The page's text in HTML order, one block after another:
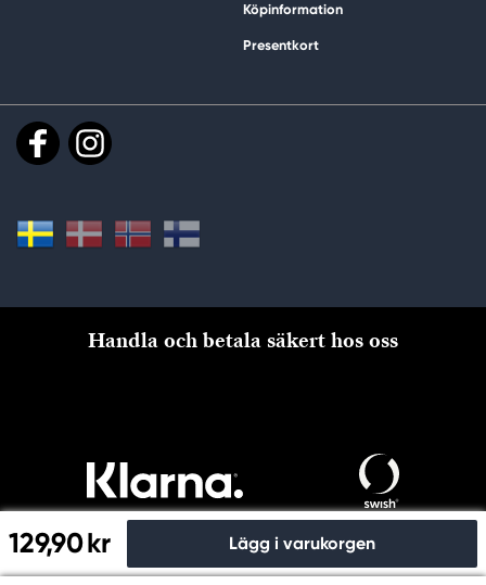
129,90 kr Lägg i varukorgen
Köpinformation
Presentkort
Handla och betala säkert hos oss